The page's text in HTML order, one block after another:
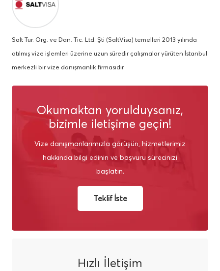
Salt Tur. Org. ve Dan. Tic. Ltd. Şti (SaltVisa) temelleri 2013 yılında
atılmış vize işlemleri üzerine uzun süredir çalışmalar yürüten İstanbul
merkezli bir vize danışmanlık firmasıdır.
Okumaktan yorulduysanız,
bizimle iletişime geçin!
Vize danışmanlarımızla görüşün, hizmetlerimiz
hakkında bilgi edinin ve başvuru sürecinizi
başlatın.
Teklif İste
Hızlı İletişim